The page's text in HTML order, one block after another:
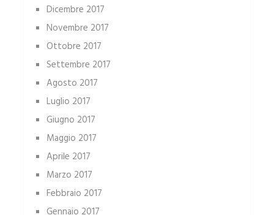
Dicembre 2017
Novembre 2017
Ottobre 2017
Settembre 2017
Agosto 2017
Luglio 2017
Giugno 2017
Maggio 2017
Aprile 2017
Marzo 2017
Febbraio 2017